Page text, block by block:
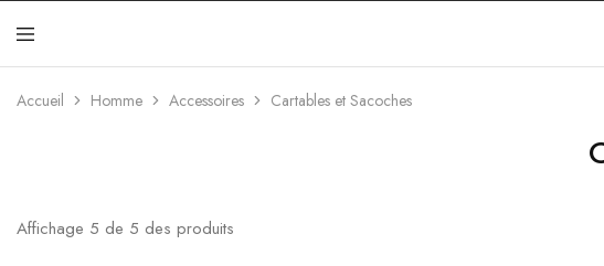
Algérie
Accueil Homme Accessoires Cartables et Sacoches
Affichage 5 de 5 des produits